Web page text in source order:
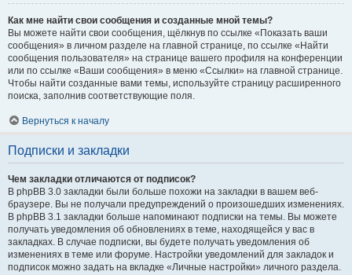
Как мне найти свои сообщения и созданные мной темы?
Вы можете найти свои сообщения, щёлкнув по ссылке «Показать ваши
сообщения» в личном разделе на главной странице, по ссылке «Найти
сообщения пользователя» на странице вашего профиля на конференции
или по ссылке «Ваши сообщения» в меню «Ссылки» на главной странице.
Чтобы найти созданные вами темы, используйте страницу расширенного
поиска, заполнив соответствующие поля.
Вернуться к началу
Подписки и закладки
Чем закладки отличаются от подписок?
В phpBB 3.0 закладки были больше похожи на закладки в вашем веб-
браузере. Вы не получали предупреждений о произошедших изменениях.
В phpBB 3.1 закладки больше напоминают подписки на темы. Вы можете
получать уведомления об обновлениях в теме, находящейся у вас в
закладках. В случае подписки, вы будете получать уведомления об
изменениях в теме или форуме. Настройки уведомлений для закладок и
подписок можно задать на вкладке «Личные настройки» личного раздела.